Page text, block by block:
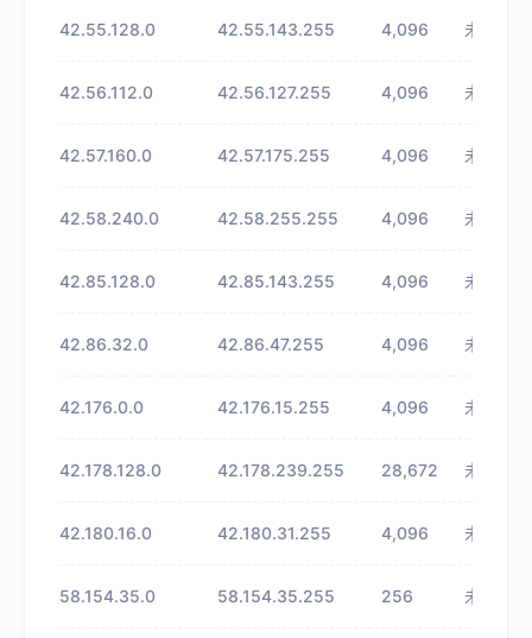
42.55.128.0 42.55.143.255 4,096 未知
42.56.112.0 42.56.127.255 4,096 未知
42.57.160.0 42.57.175.255 4,096 未知
42.58.240.0 42.58.255.255 4,096 未知
42.85.128.0 42.85.143.255 4,096 未知
42.86.32.0 42.86.47.255 4,096 未知
42.176.0.0 42.176.15.255 4,096 未知
42.178.128.0 42.178.239.255 28,672 未知
42.180.16.0 42.180.31.255 4,096 未知
58.154.35.0 58.154.35.255 256 未知